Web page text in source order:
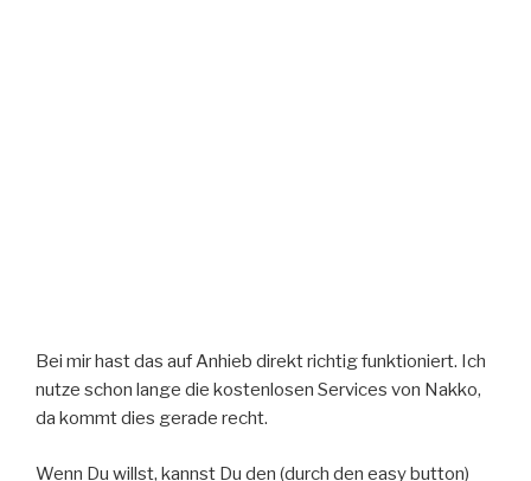
Bei mir hast das auf Anhieb direkt richtig funktioniert. Ich
nutze schon lange die kostenlosen Services von Nakko,
da kommt dies gerade recht.
Wenn Du willst, kannst Du den (durch den easy button)